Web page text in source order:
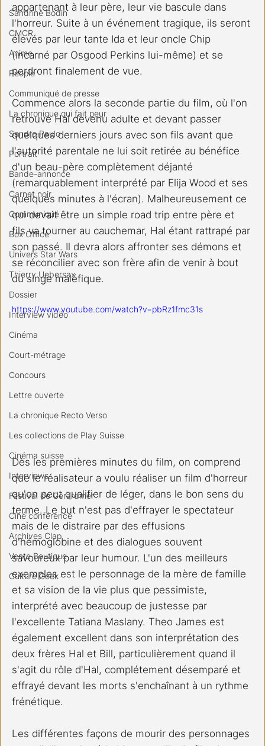
Sandrine Bodin
CMCR
Anime
People
Communiqué de presse
La chronique qui fait peur
Sandro Paulo
Portrait
Bande-annonce
Carnet noir
Communiqué
Box Office
Univers Star Wars
Thierry Uebersax
Dossier
Interview vidéo
Cinéma
Court-métrage
Concours
Lettre ouverte
La chronique Recto Verso
Les collections de Play Suisse
Cinéma suisse
Interviews
Festival de Gérardmer
Ciné conférence
Archives Clap
Vente Boutique
Culture Geek
appartenant à leur père, leur vie bascule dans
l'horreur. Suite à un événement tragique, ils seront
élevés par leur tante Ida et leur oncle Chip
(incarné par Osgood Perkins lui-même) et se
perdront finalement de vue.
Commence alors la seconde partie du film, où l'on
retrouve Hal devenu adulte et devant passer
quelques derniers jours avec son fils avant que
l'autorité parentale ne lui soit retirée au bénéfice
d'un beau-père complètement déjanté
(remarquablement interprété par Elija Wood et ses
quelques minutes à l'écran). Malheureusement ce
qui devait être un simple road trip entre père et
fils va tourner au cauchemar, Hal étant rattrapé par
son passé. Il devra alors affronter ses démons et
se réconcilier avec son frère afin de venir à bout
du singe maléfique.
https://www.youtube.com/watch?v=pbRz1fmc31s
Dès les premières minutes du film, on comprend
que le réalisateur a voulu réaliser un film d'horreur
qu'on peut qualifier de léger, dans le bon sens du
terme. Le but n'est pas d'effrayer le spectateur
mais de le distraire par des effusions
d'hémoglobine et des dialogues souvent
savoureux par leur humour. L'un des meilleurs
exemples est le personnage de la mère de famille
et sa vision de la vie plus que pessimiste,
interprété avec beaucoup de justesse par
l'excellente Tatiana Maslany. Theo James est
également excellent dans son interprétation des
deux frères Hal et Bill, particulièrement quand il
s'agit du rôle d'Hal, complétement désemparé et
effrayé devant les morts s'enchaînant à un rythme
frénétique.
Les différentes façons de mourir des personnages